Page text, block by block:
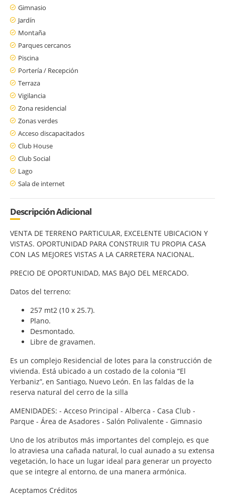
Gimnasio
Jardín
Montaña
Parques cercanos
Piscina
Portería / Recepción
Terraza
Vigilancia
Zona residencial
Zonas verdes
Acceso discapacitados
Club House
Club Social
Lago
Sala de internet
Descripción Adicional
VENTA DE TERRENO PARTICULAR, EXCELENTE UBICACION Y
VISTAS. OPORTUNIDAD PARA CONSTRUIR TU PROPIA CASA
CON LAS MEJORES VISTAS A LA CARRETERA NACIONAL.
PRECIO DE OPORTUNIDAD, MAS BAJO DEL MERCADO.
Datos del terreno:
257 mt2 (10 x 25.7).
Plano.
Desmontado.
Libre de gravamen.
Es un complejo Residencial de lotes para la construcción de
vivienda. Está ubicado a un costado de la colonia “El
Yerbaniz”, en Santiago, Nuevo León. En las faldas de la
reserva natural del cerro de la silla
AMENIDADES: - Acceso Principal - Alberca - Casa Club -
Parque - Área de Asadores - Salón Polivalente - Gimnasio
Uno de los atributos más importantes del complejo, es que
lo atraviesa una cañada natural, lo cual aunado a su extensa
vegetación, lo hace un lugar ideal para generar un proyecto
que se integre al entorno, de una manera armónica.
Aceptamos Créditos